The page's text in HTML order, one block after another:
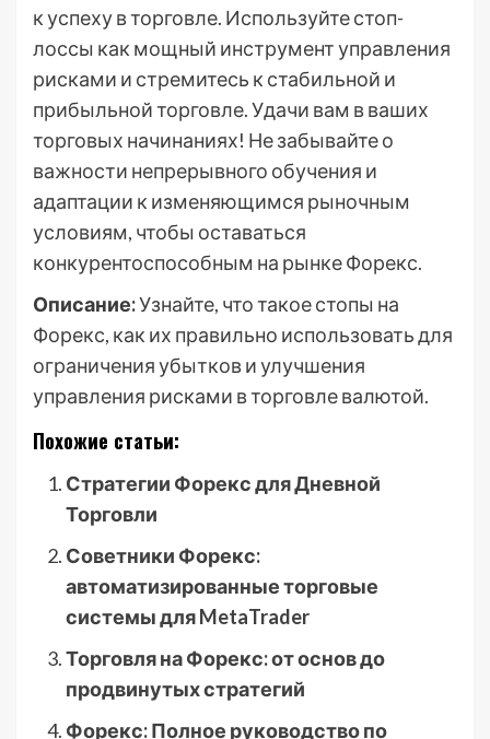
к успеху в торговле. Используйте стоп-
лоссы как мощный инструмент управления
рисками и стремитесь к стабильной и
прибыльной торговле. Удачи вам в ваших
торговых начинаниях! Не забывайте о
важности непрерывного обучения и
адаптации к изменяющимся рыночным
условиям, чтобы оставаться
конкурентоспособным на рынке Форекс.
Описание:Узнайте, что такое стопы на
Форекс, как их правильно использовать для
ограничения убытков и улучшения
управления рисками в торговле валютой.
Похожие статьи:
Стратегии Форекс для Дневной
Торговли
Советники Форекс:
автоматизированные торговые
системы для MetaTrader
Торговля на Форекс: от основ до
продвинутых стратегий
Форекс: Полное руководство по